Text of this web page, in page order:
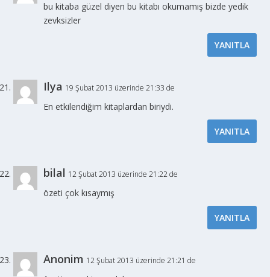
bu kitaba güzel diyen bu kitabı okumamış bizde yedik
zevksizler
YANITLA
Ilya 19 Şubat 2013 üzerinde 21:33 de
En etkilendiğim kitaplardan biriydi.
YANITLA
bilal 12 Şubat 2013 üzerinde 21:22 de
özeti çok kısaymış
YANITLA
Anonim 12 Şubat 2013 üzerinde 21:21 de